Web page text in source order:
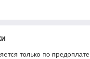
только по предоплате.